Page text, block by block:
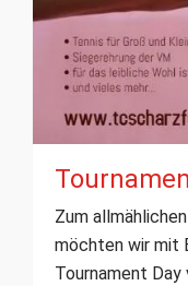
Zum
möchten wir mit
Tournament